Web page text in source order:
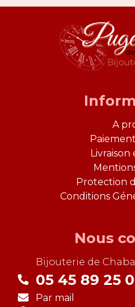
A
Protection
Conditions
Nous
Bijouterie de
05 45 89 25
Par mail